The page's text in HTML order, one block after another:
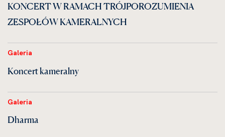
KONCERT W RAMACH TRÓJPOROZUMIENIA
ZESPOŁÓW KAMERALNYCH
Galeria
Koncert kameralny
Galeria
Dharma